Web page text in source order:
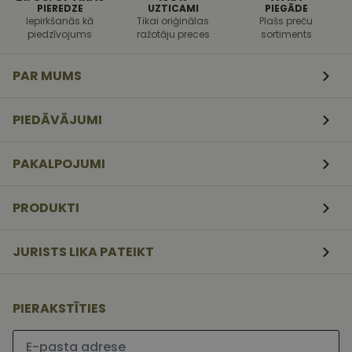
PIEREDZE
Iepirkšanās kā
piedzīvojums
UZTICAMI
Tikai oriģinālas
ražotāju preces
PIEGĀDE
Plašs preču
sortiments
PAR MUMS
PIEDĀVĀJUMI
PAKALPOJUMI
PRODUKTI
JURISTS LIKA PATEIKT
PIERAKSTĪTIES
Lūdzu ievadiet e-pasta adresi
tīmekļa
veidlapām.
Script.com
sīkfailu
lai Cookie-
darbotos